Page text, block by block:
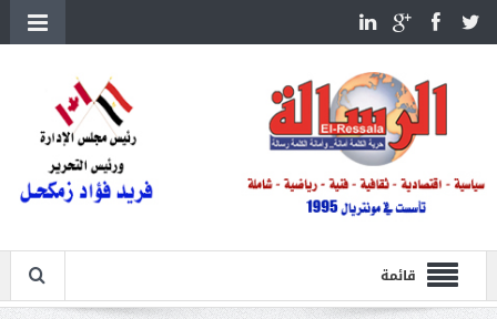
قائمة